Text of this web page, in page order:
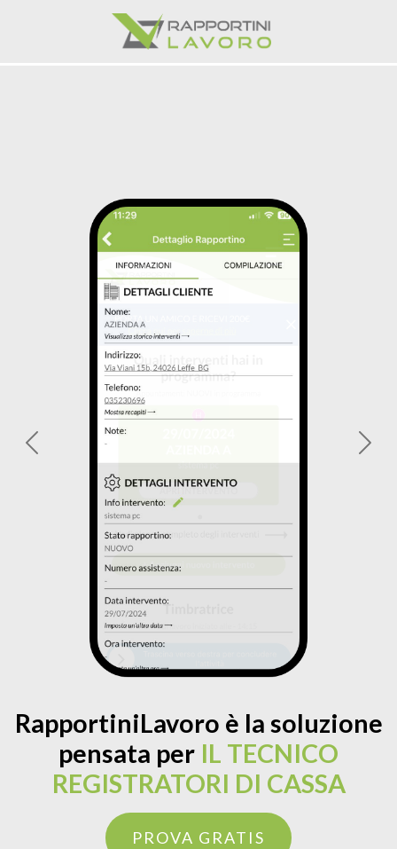
RapportiniLavoro è la soluzione
pensata per IL TECNICO
REGISTRATORI DI CASSA
PROVA GRATIS
Previous Next